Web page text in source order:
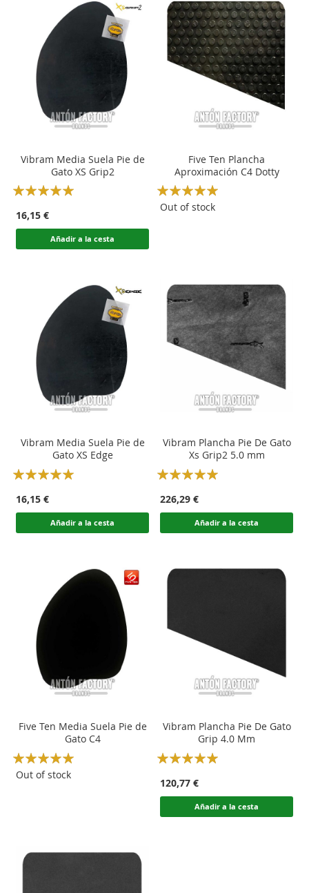
Vibram Media Suela Pie de
Gato XS Grip2
Rating:
16,15 €
Añadir a la cesta
Five Ten Plancha
Aproximación C4 Dotty
Rating:
100
% of100
Out of stock
Vibram Media Suela Pie de
Gato XS Edge
Rating:
16,15 €
Añadir a la cesta
Vibram Plancha Pie De Gato
Xs Grip2 5.0 mm
Rating:
226,29 €
Añadir a la cesta
Five Ten Media Suela Pie de
Gato C4
Rating:
100
% of100
Out of stock
Vibram Plancha Pie De Gato
Grip 4.0 Mm
Rating:
120,77 €
Añadir a la cesta